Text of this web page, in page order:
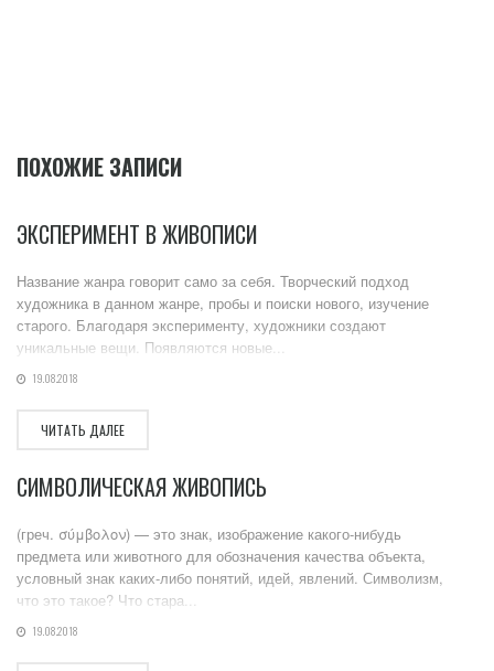
ПОХОЖИЕ ЗАПИСИ
ЭКСПЕРИМЕНТ В ЖИВОПИСИ
Название жанра говорит само за себя. Творческий подход
художника в данном жанре, пробы и поиски нового, изучение
старого. Благодаря эксперименту, художники создают
уникальные вещи. Появляются новые...
19.08.2018
ЧИТАТЬ ДАЛЕЕ
СИМВОЛИЧЕСКАЯ ЖИВОПИСЬ
(греч. σύμβολον) — это знак, изображение какого-нибудь
предмета или животного для обозначения качества объекта,
условный знак каких-либо понятий, идей, явлений. Символизм,
что это такое? Что стара...
19.08.2018